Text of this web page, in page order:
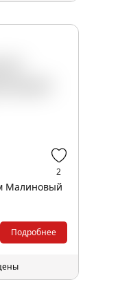
2
Малиновый
Подробнее